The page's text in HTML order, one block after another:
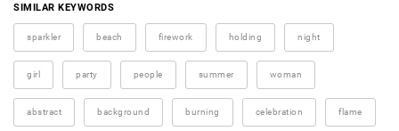
SIMILAR KEYWORDS
sparkler beach firework holding night
girl party people summer woman
abstract background burning celebration flame